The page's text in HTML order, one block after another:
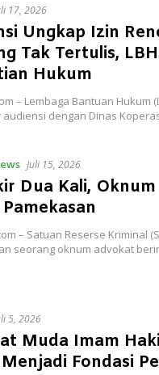
17, 2026
Ungkap Izin
Tak Tertulis,
Hukum
– Lembaga Bantuan Hukum
audiensi dengan Dinas
Juli 15, 2026
Dua Kali,
– Satuan Reserse Kriminal
seorang oknum advokat
5, 2026
Muda Imam
Fondasi